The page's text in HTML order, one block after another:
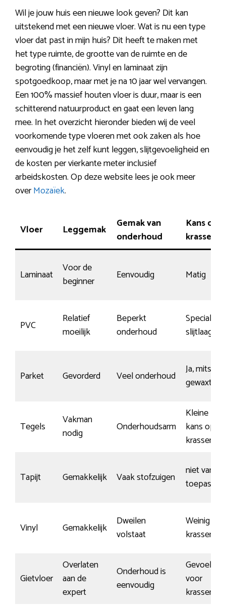
Wil je jouw huis een nieuwe look geven? Dit kan
uitstekend met een nieuwe vloer. Wat is nu een type
vloer dat past in mijn huis? Dit heeft te maken met
het type ruimte, de grootte van de ruimte en de
begroting (financiën). Vinyl en laminaat zijn
spotgoedkoop, maar met je na 10 jaar wel vervangen.
Een 100% massief houten vloer is duur, maar is een
schitterend natuurproduct en gaat een leven lang
mee. In het overzicht hieronder bieden wij de veel
voorkomende type vloeren met ook zaken als hoe
eenvoudig je het zelf kunt leggen, slijtgevoeligheid en
de kosten per vierkante meter inclusief
arbeidskosten. Op deze website lees je ook meer
overMozaïek.
Vloer Leggemak
Gemak van
onderhoud
Kans op
krassen
Laminaat
Voor de
beginner
Eenvoudig Matig
PVC
Relatief
moeilijk
Beperkt
onderhoud
Speciale
slijtlaag
Parket Gevorderd Veel onderhoud
Ja, mits
gewaxt
Tegels
Vakman
nodig
Onderhoudsarm
Kleine
kans op
krassen
Tapijt Gemakkelijk Vaak stofzuigen
niet van
toepassing
Vinyl Gemakkelijk
Dweilen
volstaat
Weinig
krassen
Gietvloer
Overlaten
aan de
expert
Onderhoud is
eenvoudig
Gevoelig
voor
krassen